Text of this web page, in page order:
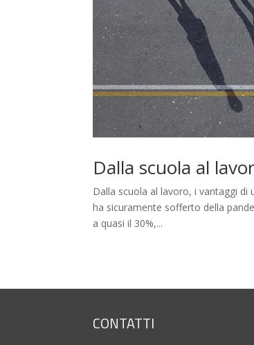
Dalla scuola al
Dalla scuola al lavoro, i vantaggi
ha sicuramente sofferto della
a quasi il 30%,...
CONTATTI